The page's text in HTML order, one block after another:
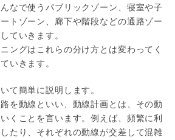
なで使うパブリックゾーン、寝室や子
トゾーン、廊下や階段などの通路ゾー
ていきます。
ングはこれらの分け方とは変わってく
いきます。
て簡単に説明します。
を動線といい、動線計画とは、その動
くことを言います。例えば、頻繁に利
たり、それぞれの動線が交差して混雑